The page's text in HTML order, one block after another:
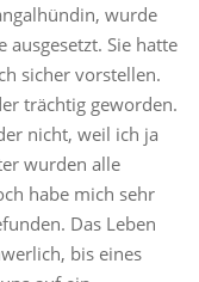
wurde
ausgesetzt. Sie hatte
sicher vorstellen.
trächtig geworden.
nicht, weil ich ja
wurden alle
habe mich sehr
Das Leben
bis eines